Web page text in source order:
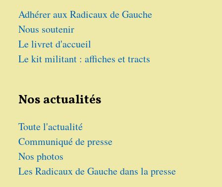
Adhérer aux Radicaux de Gauche
Nous soutenir
Le livret d'accueil
Le kit militant : affiches et tracts
Nos actualités
Toute l'actualité
Communiqué de presse
Nos photos
Les Radicaux de Gauche dans la presse